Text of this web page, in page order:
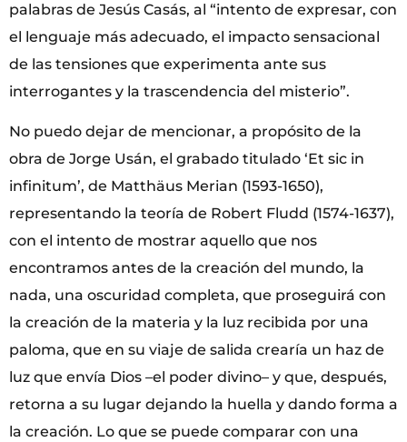
palabras de Jesús Casás, al “intento de expresar, con
el lenguaje más adecuado, el impacto sensacional
de las tensiones que experimenta ante sus
interrogantes y la trascendencia del misterio”.
No puedo dejar de mencionar, a propósito de la
obra de Jorge Usán, el grabado titulado ‘Et sic in
infinitum’, de Matthäus Merian (1593-1650),
representando la teoría de Robert Fludd (1574-1637),
con el intento de mostrar aquello que nos
encontramos antes de la creación del mundo, la
nada, una oscuridad completa, que proseguirá con
la creación de la materia y la luz recibida por una
paloma, que en su viaje de salida crearía un haz de
luz que envía Dios –el poder divino– y que, después,
retorna a su lugar dejando la huella y dando forma a
la creación. Lo que se puede comparar con una